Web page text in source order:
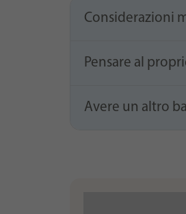
Considerazioni
Pensare al
Avere un altro